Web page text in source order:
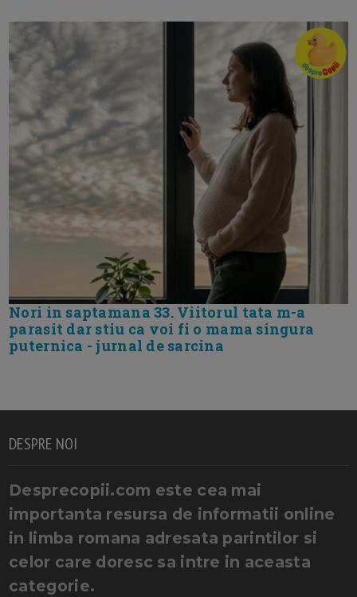
Nori in saptamana 33. Viitorul tata m-a
parasit dar stiu ca voi fi o mama singura
puternica - jurnal de sarcina
DESPRE NOI
Desprecopii.com este cea mai
importanta resursa de informatii online
in limba romana adresata parintilor si
celor care doresc sa intre in aceasta
categorie.